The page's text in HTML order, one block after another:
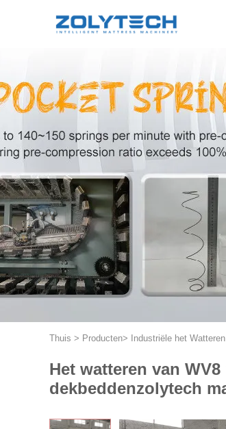
Thuis > Producten> Industriële het
Het watteren van
dekbeddenzolytech